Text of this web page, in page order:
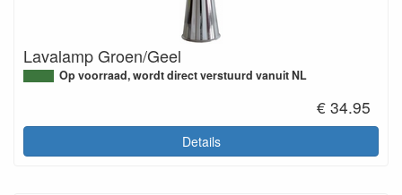
Lavalamp Groen/Geel
Op voorraad, wordt direct verstuurd vanuit NL
€ 34.95
Details